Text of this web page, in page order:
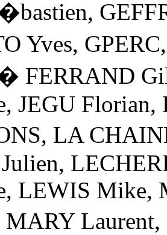
Yves,
FERRAND
JEGU
LA
LEWIS Mike,
Laurent,